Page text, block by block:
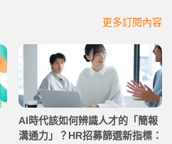
更多訂閱內容
AI時代該如何辨識人才的「簡報
溝通力」？HR招募篩選新指標：